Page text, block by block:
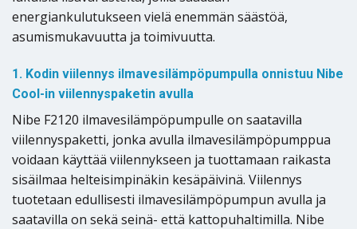
energiankulutukseen vielä enemmän säästöä,
asumismukavuutta ja toimivuutta.
1. Kodin viilennys ilmavesilämpöpumpulla onnistuu Nibe
Cool-in viilennyspaketin avulla
Nibe F2120 ilmavesilämpöpumpulle on saatavilla
viilennyspaketti, jonka avulla ilmavesilämpöpumppua
voidaan käyttää viilennykseen ja tuottamaan raikasta
sisäilmaa helteisimpinäkin kesäpäivinä. Viilennys
tuotetaan edullisesti ilmavesilämpöpumpun avulla ja
saatavilla on sekä seinä- että kattopuhaltimilla. Nibe